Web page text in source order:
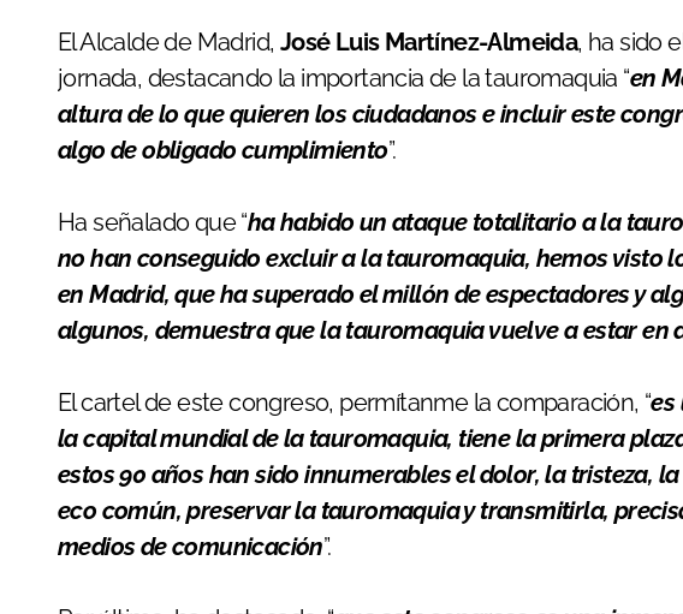
El Alcalde de Madrid, José Luis Martínez-Almeida, ha sido
jornada, destacando la importancia de la tauromaquia “en
altura de lo que quieren los ciudadanos e incluir este
algo de obligado cumplimiento”.
Ha señalado que “ha habido un ataque totalitario a la
no han conseguido excluir a la tauromaquia, hemos visto
en Madrid, que ha superado el millón de espectadores y
algunos, demuestra que la tauromaquia vuelve a estar en
El cartel de este congreso, permítanme la comparación, “es
la capital mundial de la tauromaquia, tiene la primera
estos 90 años han sido innumerables el dolor, la tristeza,
eco común, preservar la tauromaquia y transmitirla,
medios de comunicación”.